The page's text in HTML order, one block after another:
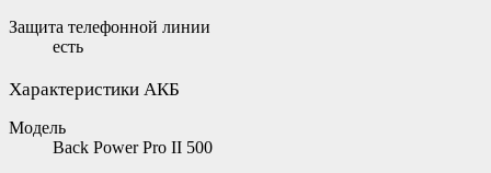
Защита телефонной линии
есть
Характеристики АКБ
Модель
Back Power Pro II 500